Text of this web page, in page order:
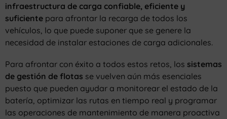
infraestructura de carga confiable, eficiente y
suficiente para afrontar la recarga de todos los
vehículos, lo que puede suponer que se genere la
necesidad de instalar estaciones de carga adicionales.
Para afrontar con éxito a todos estos retos, los sistemas
de gestión de flotas se vuelven aún más esenciales
puesto que pueden ayudar a monitorear el estado de la
batería, optimizar las rutas en tiempo real y programar
las operaciones de mantenimiento de manera proactiva